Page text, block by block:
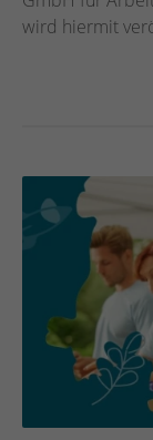
wird hiermit